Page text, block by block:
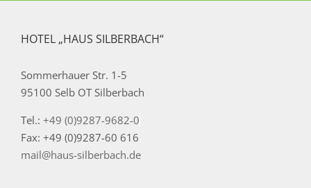
HOTEL „HAUS SILBERBACH“
Sommerhauer Str. 1-5
95100 Selb OT Silberbach
Tel.: +49 (0)9287-9682-0
Fax: +49 (0)9287-60 616
mail@haus-silberbach.de